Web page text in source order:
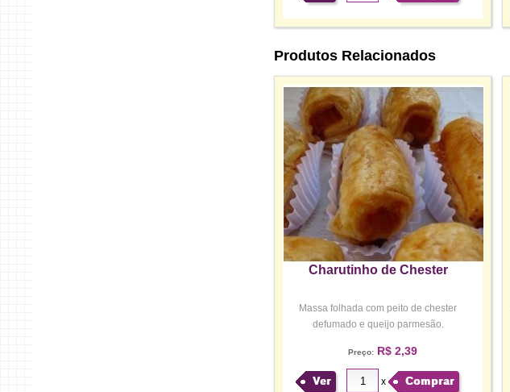
Produtos Relacionados
Charutinho de Chester
Massa folhada com peito de chester
defumado e queijo parmesão.
Preço: R$ 2,39
Ver x Comprar